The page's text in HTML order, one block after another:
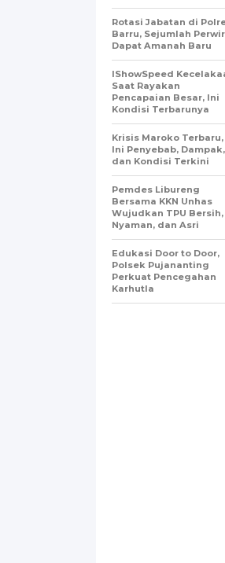
Rotasi Jabatan di
Barru, Sejumlah
Dapat Amanah Baru
IShowSpeed
Saat Rayakan
Pencapaian Besar, Ini
Kondisi Terbarunya
Krisis Maroko Terbaru,
Ini Penyebab, Dampak,
dan Kondisi Terkini
Pemdes Libureng
Bersama KKN Unhas
Wujudkan TPU Bersih,
Nyaman, dan Asri
Edukasi Door to Door,
Polsek Pujananting
Perkuat Pencegahan
Karhutla